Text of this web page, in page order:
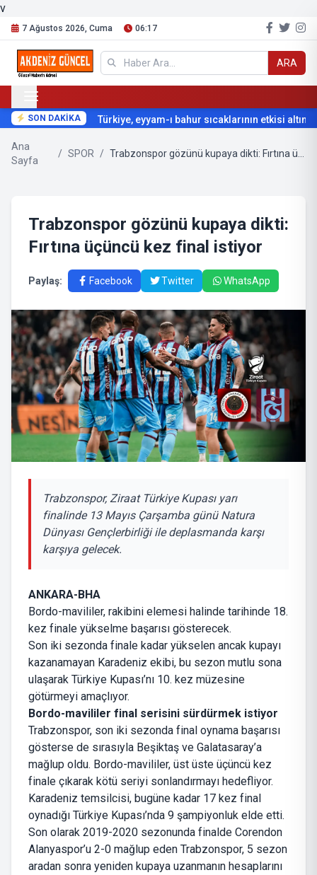
v
7 Ağustos 2026, Cuma 06:17
ARA
SON DAKİKA Türkiye, eyyam-ı bahur sıcaklarının etkisi altına
Ana
Sayfa
/ SPOR /
Trabzonspor gözünü kupaya dikti:
Fırtına üçüncü kez final istiyor
Paylaş: Facebook Twitter WhatsApp
Trabzonspor, Ziraat Türkiye Kupası yarı
finalinde 13 Mayıs Çarşamba günü Natura
Dünyası Gençlerbirliği ile deplasmanda karşı
karşıya gelecek.
ANKARA-BHA
Bordo-mavililer, rakibini elemesi halinde tarihinde 18.
kez finale yükselme başarısı gösterecek.
Son iki sezonda finale kadar yükselen ancak kupayı
kazanamayan Karadeniz ekibi, bu sezon mutlu sona
ulaşarak Türkiye Kupası’nı 10. kez müzesine
götürmeyi amaçlıyor.
Bordo-mavililer final serisini sürdürmek istiyor
Trabzonspor, son iki sezonda final oynama başarısı
gösterse de sırasıyla Beşiktaş ve Galatasaray’a
mağlup oldu. Bordo-mavililer, üst üste üçüncü kez
finale çıkarak kötü seriyi sonlandırmayı hedefliyor.
Karadeniz temsilcisi, bugüne kadar 17 kez final
oynadığı Türkiye Kupası’nda 9 şampiyonluk elde etti.
Son olarak 2019-2020 sezonunda finalde Corendon
Alanyaspor’u 2-0 mağlup eden Trabzonspor, 5 sezon
aradan sonra yeniden kupaya uzanmanın hesaplarını